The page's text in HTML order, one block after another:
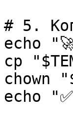
# 5.
echo
cp
chown
echo